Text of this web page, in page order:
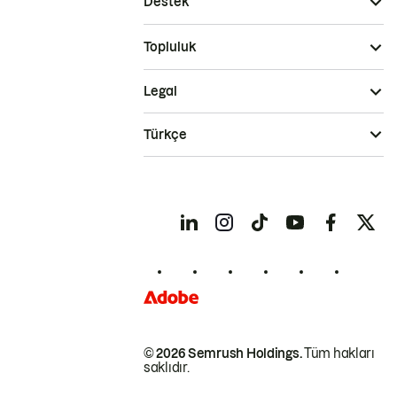
Topluluk
© 2026 Semrush Holdings.Tüm hakları
saklıdır.
Legal
Türkçe